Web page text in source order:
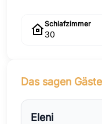
Schlafzimmer
30
Das sagen
Eleni